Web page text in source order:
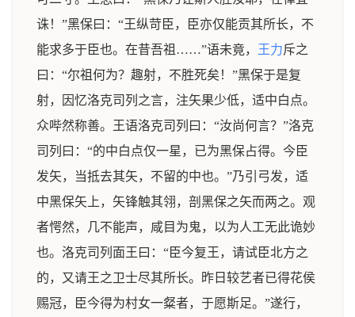
诛！”黑保曰：“王纵苛臣，臣亦仅能贡其所长，不
能求多于臣也。在昔吾祖……”语未竟，
王力斥之
曰：“尔祖何为？趣射，不胜死矣！”黑保于是复
射，因忆洛克司列之言，注矢果少低，适中白点。
众哔然称善。王语洛克司列曰：“汝尚何言？”洛克
司列曰：“的中白点仅一星，已为黑保占得。今臣
发矢，当抵去其矢，不留的中也。”乃引弓发，适
中黑保矢上，矢锋触其翎，剖黑保之矢而两之。观
者愕然，几不能声，咸目为鬼，以为人工无此诡妙
也。洛克司列面王曰：“臣今复王，请试臣北方之
的，又请王之卫士尽其所长。昨日较艺者已得花侯
赐冠，臣今得为村女一粲者，于愿斯足。”遂行，